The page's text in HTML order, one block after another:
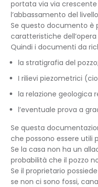
portata via via
l’abbassamento del
Se questo documento è
caratteristiche
Quindi i documenti da
la stratigrafia del pozzo;
I rilievi piezometrici
la relazione geologica
l’eventuale prova a
Se questa
che possono essere utili
Se la casa non ha un
probabilità che il pozzo
Se il proprietario
se non ci sono fossi,